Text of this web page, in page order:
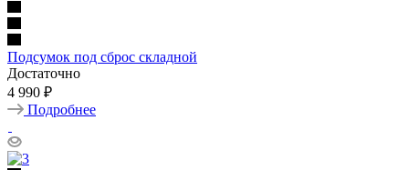
Подсумок под сброс складной
Достаточно
4 990 ₽
Подробнее